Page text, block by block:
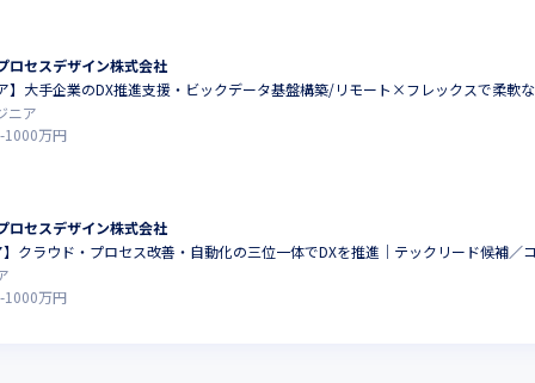
ロセスデザイン株式会社
】大手企業のDX推進支援・ビックデータ基盤構築/リモート×フレックスで柔軟
ニア
-1000万円
ロセスデザイン株式会社
クラウド・プロセス改善・自動化の三位一体でDXを推進｜テックリード候補／
-1000万円